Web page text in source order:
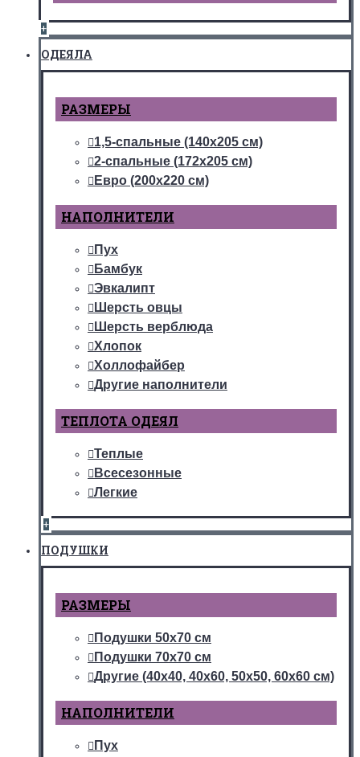
+
ОДЕЯЛА
РАЗМЕРЫ
1,5-спальные (140х205 см)
2-спальные (172х205 см)
Евро (200х220 см)
НАПОЛНИТЕЛИ
Пух
Бамбук
Эвкалипт
Шерсть овцы
Шерсть верблюда
Хлопок
Холлофайбер
Другие наполнители
ТЕПЛОТА ОДЕЯЛ
Теплые
Всесезонные
Легкие
+
ПОДУШКИ
РАЗМЕРЫ
Подушки 50х70 см
Подушки 70х70 см
Другие (40х40, 40х60, 50х50, 60х60 см)
НАПОЛНИТЕЛИ
Пух